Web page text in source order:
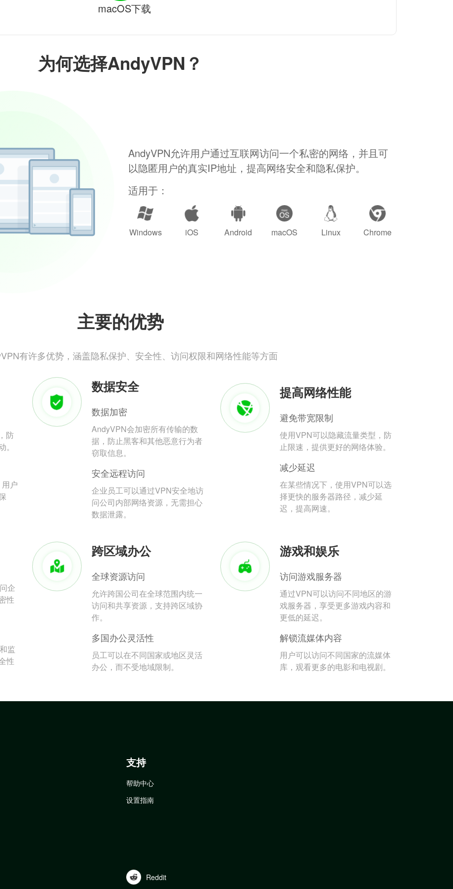
为何选择AndyVPN？
AndyVPN允许用户通过互联网访问一个私密的网络，并且可
以隐匿用户的真实IP地址，提高网络安全和隐私保护。
适用于：
Windows iOS Android macOS Linux Chrome
主要的优势
有许多优势，涵盖隐私保护、安全性、访问权限和网络性能等方面
防
户
数据安全
数据加密
AndyVPN会加密所有传输的数
据，防止黑客和其他恶意行为者
窃取信息。
安全远程访问
企业员工可以通过VPN安全地访
问公司内部网络资源，无需担心
数据泄露。
提高网络性能
避免带宽限制
使用VPN可以隐藏流量类型，防
止限速，提供更好的网络体验。
减少延迟
在某些情况下，使用VPN可以选
择更快的服务器路径，减少延
迟，提高网速。
企
性
监
性
跨区域办公
全球资源访问
允许跨国公司在全球范围内统一
访问和共享资源，支持跨区域协
作。
多国办公灵活性
员工可以在不同国家或地区灵活
办公，而不受地域限制。
游戏和娱乐
访问游戏服务器
通过VPN可以访问不同地区的游
戏服务器，享受更多游戏内容和
更低的延迟。
解锁流媒体内容
用户可以访问不同国家的流媒体
库，观看更多的电影和电视剧。
macOS下载
支持
帮助中心
设置指南
Reddit